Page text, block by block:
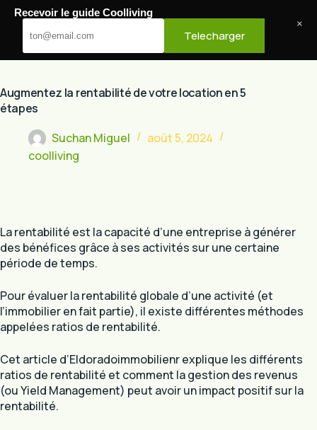
Passer
contenu
Cool Living
Augmentez la rentabilité de votre location en 5
étapes
Suchan Miguel
août 5, 2024
coolliving
La rentabilité est la capacité d’une entreprise à générer
des bénéfices grâce à ses activités sur une certaine
période de temps.
Pour évaluer la rentabilité globale d’une activité (et
l’immobilier en fait partie), il existe différentes méthodes
appelées ratios de rentabilité.
Cet article d’Eldoradoimmobilienr explique les différents
ratios de rentabilité et comment la gestion des revenus
(ou Yield Management) peut avoir un impact positif sur la
rentabilité.
Recevoir le guide Coolliving
Telecharger
×